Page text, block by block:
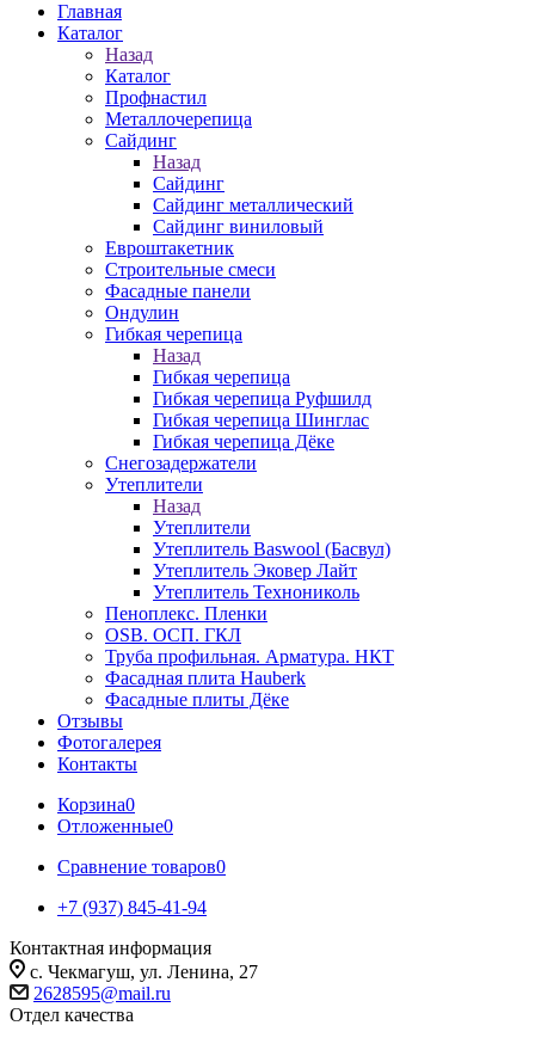
Главная
Каталог
Назад
Каталог
Профнастил
Металлочерепица
Сайдинг
Назад
Сайдинг
Сайдинг металлический
Сайдинг виниловый
Евроштакетник
Строительные смеси
Фасадные панели
Ондулин
Гибкая черепица
Назад
Гибкая черепица
Гибкая черепица Руфшилд
Гибкая черепица Шинглас
Гибкая черепица Дёке
Снегозадержатели
Утеплители
Назад
Утеплители
Утеплитель Baswool (Басвул)
Утеплитель Эковер Лайт
Утеплитель Технониколь
Пеноплекс. Пленки
OSB. ОСП. ГКЛ
Труба профильная. Арматура. НКТ
Фасадная плита Hauberk
Фасадные плиты Дёке
Отзывы
Фотогалерея
Контакты
Корзина0
Отложенные0
Сравнение товаров0
+7 (937) 845-41-94
Контактная информация
с. Чекмагуш, ул. Ленина, 27
2628595@mail.ru
Отдел качества